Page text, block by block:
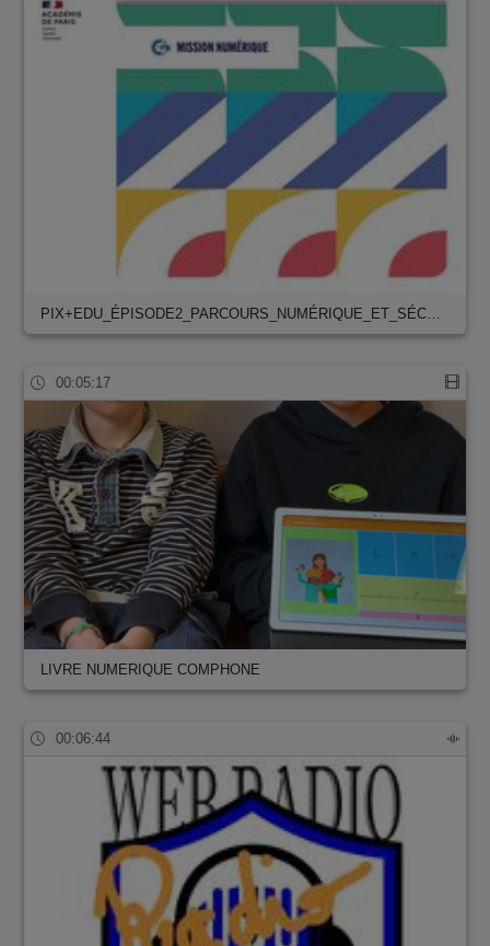
PIX+EDU_ÉPISODE2_PARCOURS_NUMÉRIQUE_ET_SÉC…
00:05:17
LIVRE NUMERIQUE COMPHONE
00:06:44